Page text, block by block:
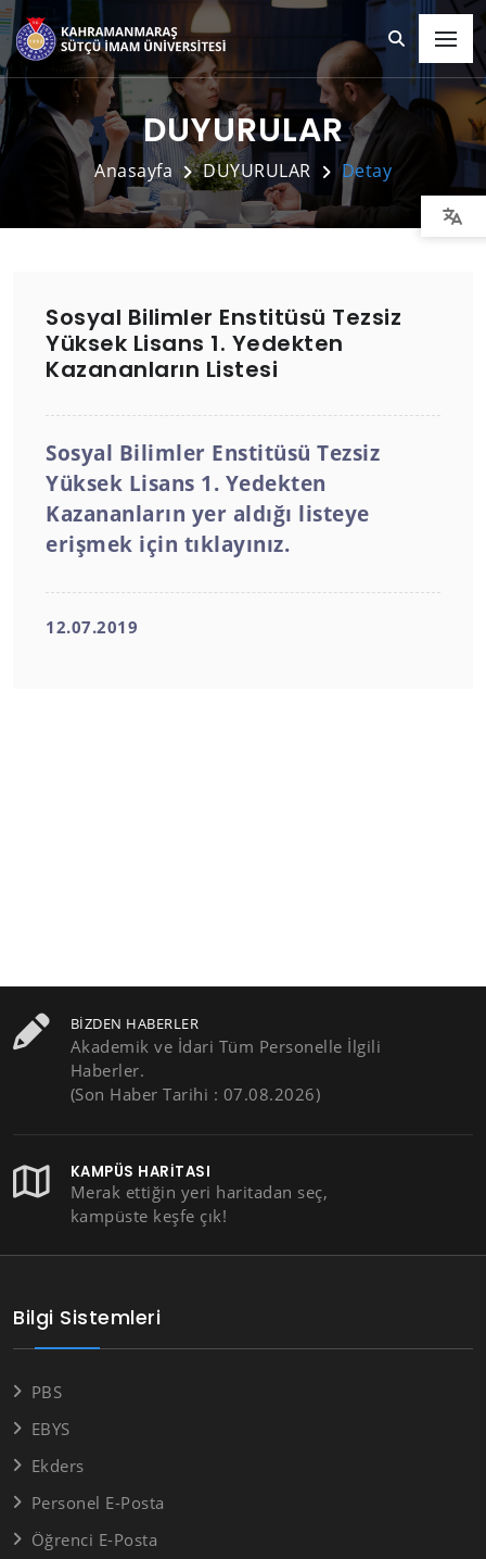
DUYURULAR
Anasayfa DUYURULAR Detay
Sosyal Bilimler Enstitüsü Tezsiz
Yüksek Lisans 1. Yedekten
Kazananların Listesi
Sosyal Bilimler Enstitüsü Tezsiz
Yüksek Lisans 1. Yedekten
Kazananların yer aldığı listeye
erişmek için tıklayınız.
12.07.2019
BIZDEN HABERLER
Akademik ve İdari Tüm Personelle İlgili
Haberler.
(Son Haber Tarihi : 07.08.2026)
KAMPÜS HARITASI
Merak ettiğin yeri haritadan seç,
kampüste keşfe çık!
Bilgi Sistemleri
PBS
EBYS
Ekders
Personel E-Posta
Öğrenci E-Posta